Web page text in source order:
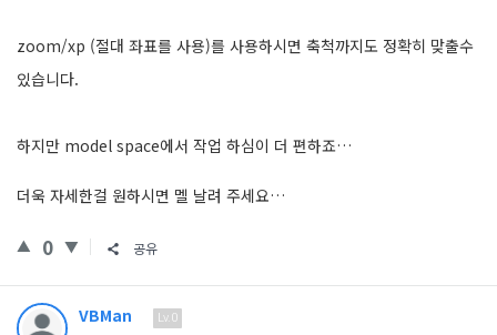
zoom/xp (절대 좌표를 사용)를 사용하시면 축척까지도 정확히 맞출수
있습니다.
하지만 model space에서 작업 하심이 더 편하죠…
더욱 자세한걸 원하시면 멜 날려 주세요…
0 공유
VBMan Lv.0